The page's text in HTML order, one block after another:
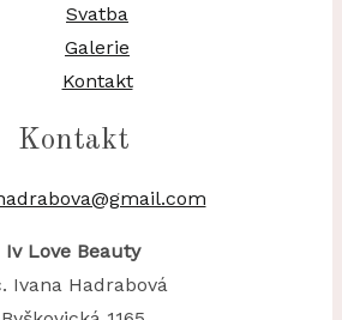
Svatba
Galerie
Kontakt
Kontakt
Iv Love Beauty
Ivana Hadrabová